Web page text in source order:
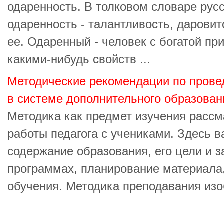
одаренность. В толковом словаре
одаренность - талантливость,
ее. Одаренный - человек с богатой
какими-нибудь свойств ...
Методические рекомендации по
в системе дополнительного
Методика как предмет изучения
работы педагога с учениками. Здесь
содержание образования, его цели и
программах, планирование
обучения. Методика преподавания